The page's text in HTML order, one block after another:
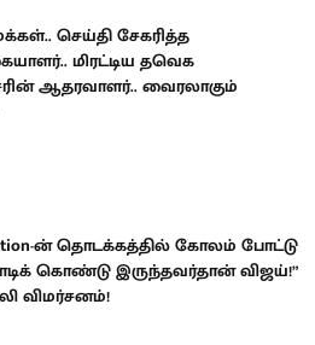
செய்தி சேகரித்த
மிரட்டிய தவெக
ஆதரவாளர்.. வைரலாகும்
ன் தொடக்கத்தில் கோலம் போட்டு
கொண்டு இருந்தவர்தான் விஜய்!”
விமர்சனம்!